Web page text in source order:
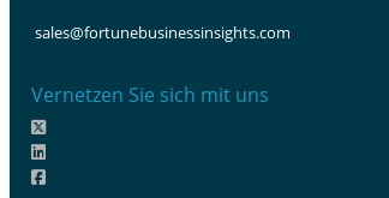
sales@fortunebusinessinsights.com
Vernetzen Sie sich mit uns